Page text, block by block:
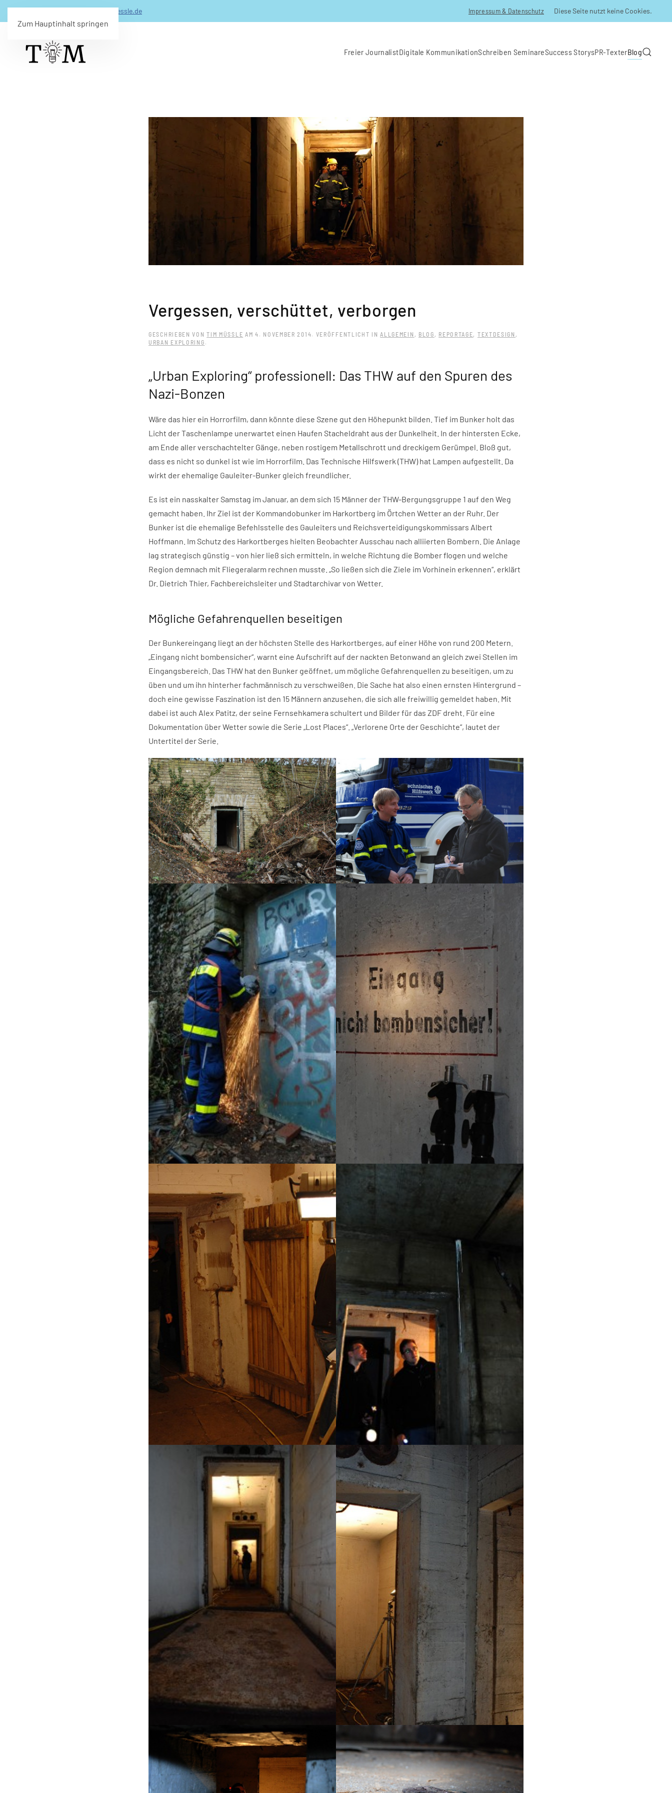
Zum Hauptinhalt springen
info(@)timmuessle.de Impressum & Datenschutz Diese Seite nutzt keine Cookies.
Freier JournalistDigitale KommunikationSchreiben SeminareSuccess StorysPR-TexterBlog
Vergessen, verschüttet, verborgen
GESCHRIEBEN VONTIM MÜSSLE AM4. NOVEMBER 2014. VERÖFFENTLICHT INALLGEMEIN , BLOG , REPORTAGE, TEXTDESIGN ,
URBAN EXPLORING .
„Urban Exploring“ professionell: Das THW auf den Spuren des
Nazi-Bonzen
Wäre das hier ein Horrorfilm, dann könnte diese Szene gut den Höhepunkt bilden. Tief im Bunker holt das
Licht der Taschenlampe unerwartet einen Haufen Stacheldraht aus der Dunkelheit. In der hintersten Ecke,
am Ende aller verschachtelter Gänge, neben rostigem Metallschrott und dreckigem Gerümpel. Bloß gut,
dass es nicht so dunkel ist wie im Horrorfilm. Das Technische Hilfswerk (THW) hat Lampen aufgestellt. Da
wirkt der ehemalige Gauleiter-Bunker gleich freundlicher.
Es ist ein nasskalter Samstag im Januar, an dem sich 15 Männer der THW-Bergungsgruppe 1 auf den Weg
gemacht haben. Ihr Ziel ist der Kommandobunker im Harkortberg im Örtchen Wetter an der Ruhr. Der
Bunker ist die ehemalige Befehlsstelle des Gauleiters und Reichsverteidigungskommissars Albert
Hoffmann. Im Schutz des Harkortberges hielten Beobachter Ausschau nach alliierten Bombern. Die Anlage
lag strategisch günstig – von hier ließ sich ermitteln, in welche Richtung die Bomber flogen und welche
Region demnach mit Fliegeralarm rechnen musste. „So ließen sich die Ziele im Vorhinein erkennen“, erklärt
Dr. Dietrich Thier, Fachbereichsleiter und Stadtarchivar von Wetter.
Mögliche Gefahrenquellen beseitigen
Der Bunkereingang liegt an der höchsten Stelle des Harkortberges, auf einer Höhe von rund 200 Metern.
„Eingang nicht bombensicher“, warnt eine Aufschrift auf der nackten Betonwand an gleich zwei Stellen im
Eingangsbereich. Das THW hat den Bunker geöffnet, um mögliche Gefahrenquellen zu beseitigen, um zu
üben und um ihn hinterher fachmännisch zu verschweißen. Die Sache hat also einen ernsten Hintergrund –
doch eine gewisse Faszination ist den 15 Männern anzusehen, die sich alle freiwillig gemeldet haben. Mit
dabei ist auch Alex Patitz, der seine Fernsehkamera schultert und Bilder für das ZDF dreht. Für eine
Dokumentation über Wetter sowie die Serie „Lost Places“. „Verlorene Orte der Geschichte“, lautet der
Untertitel der Serie.